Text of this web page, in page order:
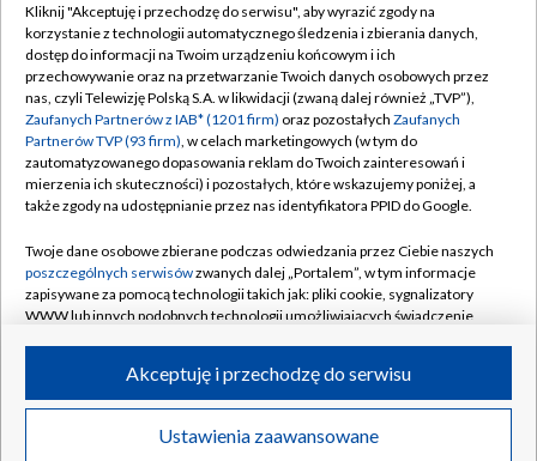
TVP
Abonament TVP
Emisja w TVP
Centrum informacji TVP
Naziemna Telewizja Cyfrowa
Rada Programowa
System NOS
Informacje o nadawcy
Program dla prasy
Regulamin TVP
Polityka prywatności
Moje zgody
Pomoc
Kontakt
Kanały
©2026 Telewizja Polska S.A. w likwidacji
Kliknij "Akceptuję i przechodzę do serwisu", aby wyrazić zgody na
korzystanie z technologii automatycznego śledzenia i zbierania danych,
dostęp do informacji na Twoim urządzeniu końcowym i ich
przechowywanie oraz na przetwarzanie Twoich danych osobowych przez
nas, czyli Telewizję Polską S.A. w likwidacji (zwaną dalej również „TVP”),
Zaufanych Partnerów z IAB* (1201 firm) oraz pozostałych Zaufanych
Partnerów TVP (93 firm), w celach marketingowych (w tym do
zautomatyzowanego dopasowania reklam do Twoich zainteresowań i
mierzenia ich skuteczności) i pozostałych, które wskazujemy poniżej, a
także zgody na udostępnianie przez nas identyfikatora PPID do Google.
Twoje dane osobowe zbierane podczas odwiedzania przez Ciebie naszych
poszczególnych serwisówzwanych dalej „Portalem”, w tym informacje
zapisywane za pomocą technologii takich jak: pliki cookie, sygnalizatory
WWW lub innych podobnych technologii umożliwiających świadczenie
ruchu w Internecie.
Twoje dane osobowe zbierane podczas odwiedzania przez Ciebie
poszczególnych serwisówna Portalu, takie jak adresy IP, identyfikatory
Ustawienia zaawansowane
Akceptuję i przechodzę do serwisu